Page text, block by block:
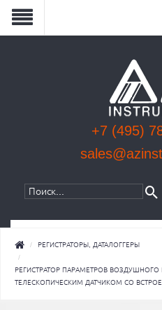
+7 (495)
РЕГИСТРАТОРЫ, ДАТАЛОГГЕРЫ
РЕГИСТРАТОР ПАРАМЕТРОВ
ТЕЛЕСКОПИЧЕСКИМ ДАТЧИКОМ СО